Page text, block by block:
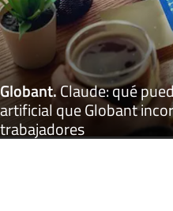
Globant.Claude: qué
artificial que Globant
trabajadores